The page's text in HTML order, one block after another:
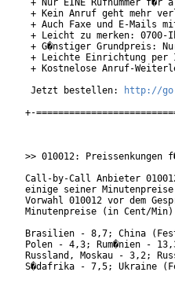
+ Nur EINE Rufnummer f�r
+ Kein Anruf geht mehr
+ Auch Faxe und E-Mails
+ Leicht zu merken: 0700-
+ G�nstiger Grundpreis:
+ Leichte Einrichtung per
+ Kostnelose Anruf-
Jetzt bestellen:
http://
+-
>> 010012: Preissenkungen
Call-by-Call Anbieter
einige seiner
Vorwahl 010012 vor dem
Minutenpreise (in Cent/
Brasilien - 8,7; China
Polen - 4,3; Rum�nien -
Russland, Moskau - 3,2;
S�dafrika - 7,5; Ukraine